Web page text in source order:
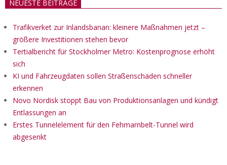
NEUESTE BEITRÄGE
Trafikverket zur Inlandsbanan: kleinere Maßnahmen jetzt –
größere Investitionen stehen bevor
Tertialbericht für Stockholmer Metro: Kostenprognose erhöht
sich
KI und Fahrzeugdaten sollen Straßenschäden schneller
erkennen
Novo Nordisk stoppt Bau von Produktionsanlagen und kündigt
Entlassungen an
Erstes Tunnelelement für den Fehmarnbelt-Tunnel wird
abgesenkt